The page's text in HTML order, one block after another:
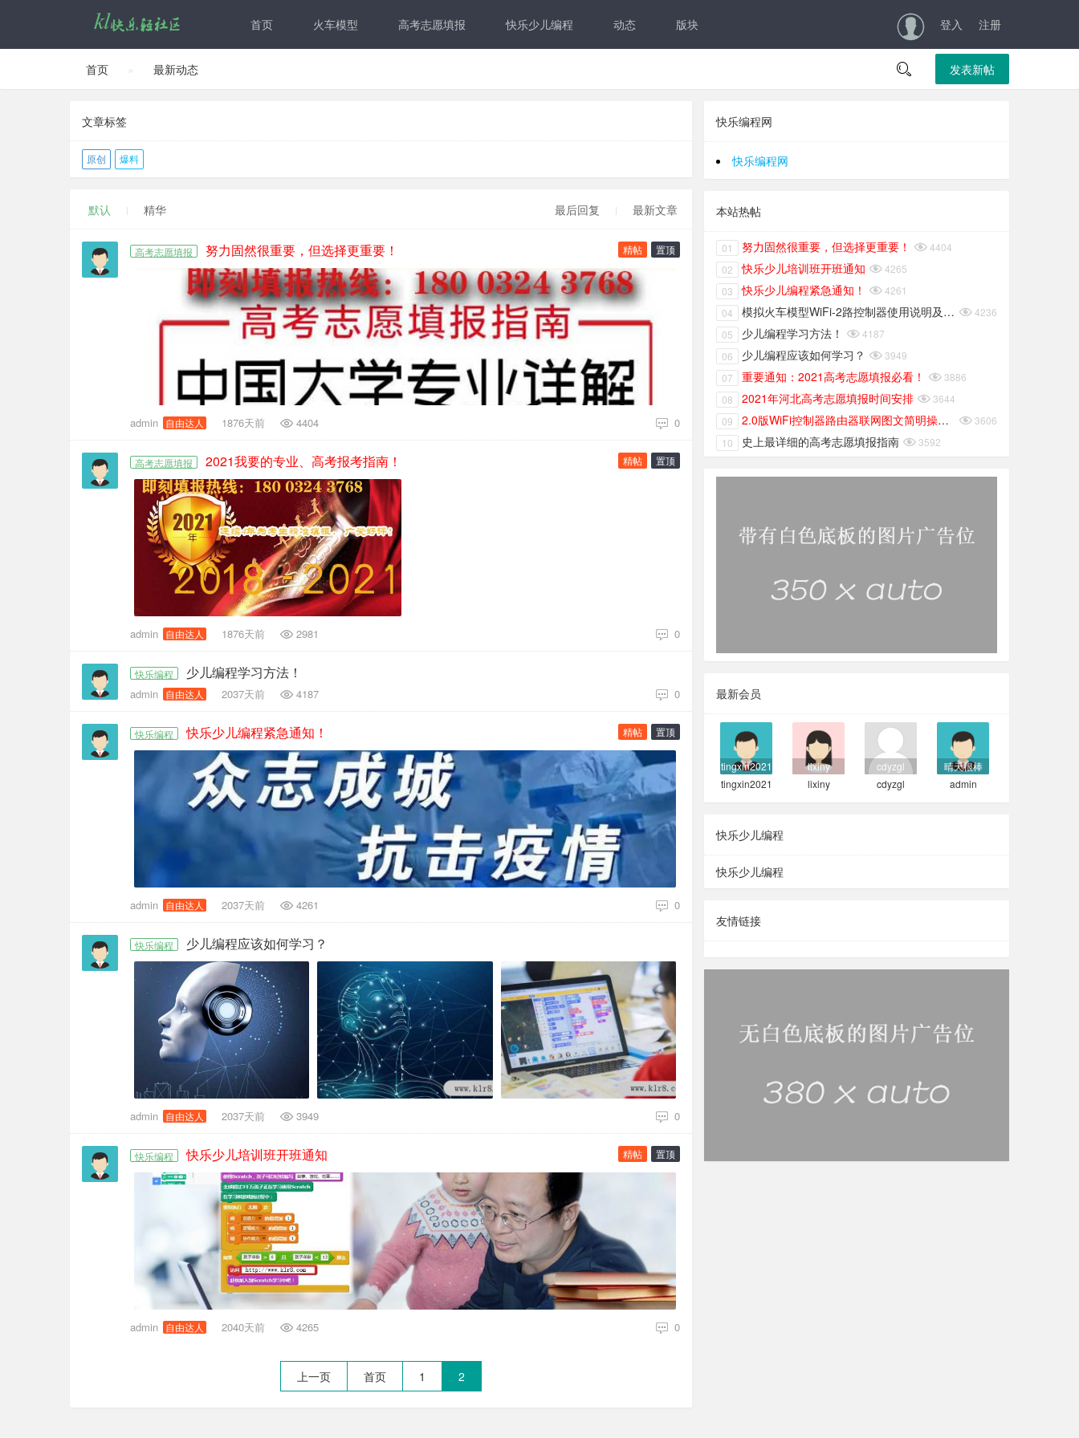
首页 火车模型 高考志愿填报 快乐少儿编程 动态 版块 登入 注册
首页 » 最新动态  发表新帖
文章标签
原创 爆料
默认 精华 最后回复 最新文章
高考志愿填报 努力固然很重要，但选择更重要！
admin 自由达人 1876天前 4404 0
精帖 置顶
高考志愿填报 2021我要的专业、高考报考指南！
admin 自由达人 1876天前 2981 0
精帖 置顶
快乐编程 少儿编程学习方法！
admin 自由达人 2037天前 4187 0
快乐编程 快乐少儿编程紧急通知！
admin 自由达人 2037天前 4261 0
精帖 置顶
快乐编程 少儿编程应该如何学习？
admin 自由达人 2037天前 3949 0
快乐编程 快乐少儿培训班开班通知
admin 自由达人 2040天前 4265 0
精帖 置顶
上一页 首页 1 2
快乐编程网
快乐编程网
本站热帖
01 努力固然很重要，但选择更重要！ 4404
02
快乐少儿培训班开班通知 4265
03
快乐少儿编程紧急通知！ 4261
04
模拟火车模型WiFi-2路控制器使用说明及重要声明 4236
05
少儿编程学习方法！ 4187
06
少儿编程应该如何学习？  3949
07
重要通知：2021高考志愿填报必看！  3886
08
2021年河北高考志愿填报时间安排  3644
09
2.0版WiFi控制器路由器联网图文简明操作教程 3606
10
史上最详细的高考志愿填报指南  3592
最新会员
tingxin2021
tingxin2021
lixiny
lixiny
cdyzgl
cdyzgl
晴天很棒
admin
快乐少儿编程
快乐少儿编程
友情链接